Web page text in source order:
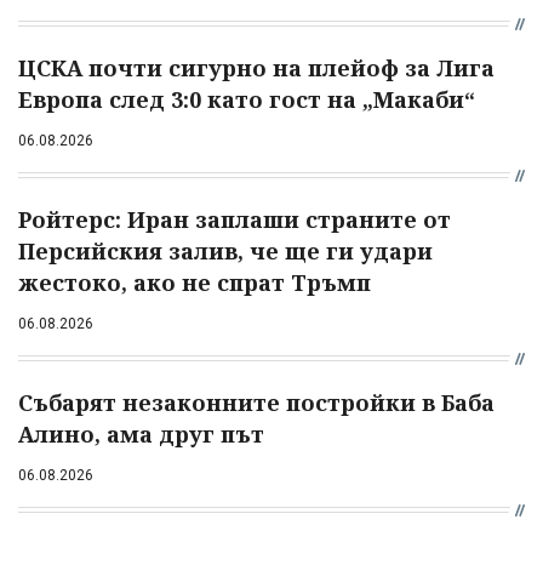
ЦСКА почти сигурно на плейоф за Лига
Европа след 3:0 като гост на „Макаби“
06.08.2026
Ройтерс: Иран заплаши страните от
Персийския залив, че ще ги удари
жестоко, ако не спрат Тръмп
06.08.2026
Събарят незаконните постройки в Баба
Алино, ама друг път
06.08.2026